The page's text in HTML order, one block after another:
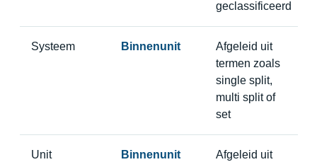
geclassificeerd
Systeem Binnenunit
Afgeleid uit
termen zoals
single split,
multi split of
set
Unit Binnenunit
Afgeleid uit